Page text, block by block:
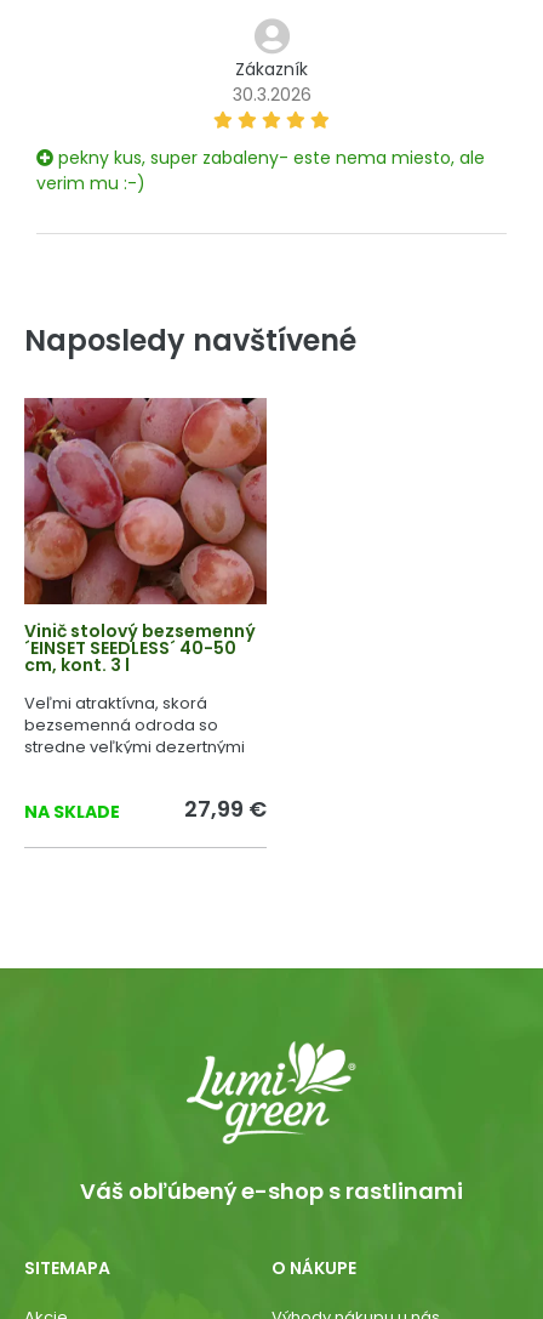
Zákazník
30.3.2026
pekny kus, super zabaleny- este nema miesto, ale
verim mu :-)
Naposledy navštívené
Vinič stolový bezsemenný
´EINSET SEEDLESS´ 40-50
cm, kont. 3 l
Veľmi atraktívna, skorá
bezsemenná odroda so
stredne veľkými dezertnými
NA SKLADE 27,99 €
Váš obľúbený e-shop s rastlinami
SITEMAPA O NÁKUPE